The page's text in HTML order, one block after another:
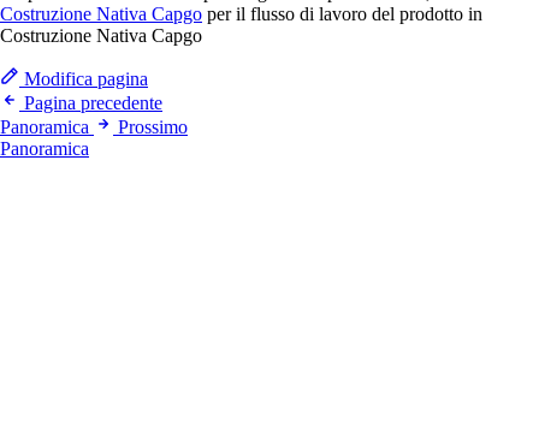
Costruzione Nativa Capgo per il flusso di lavoro del prodotto in
Costruzione Nativa Capgo
Modifica pagina
Pagina precedente
Panoramica
Prossimo
Panoramica